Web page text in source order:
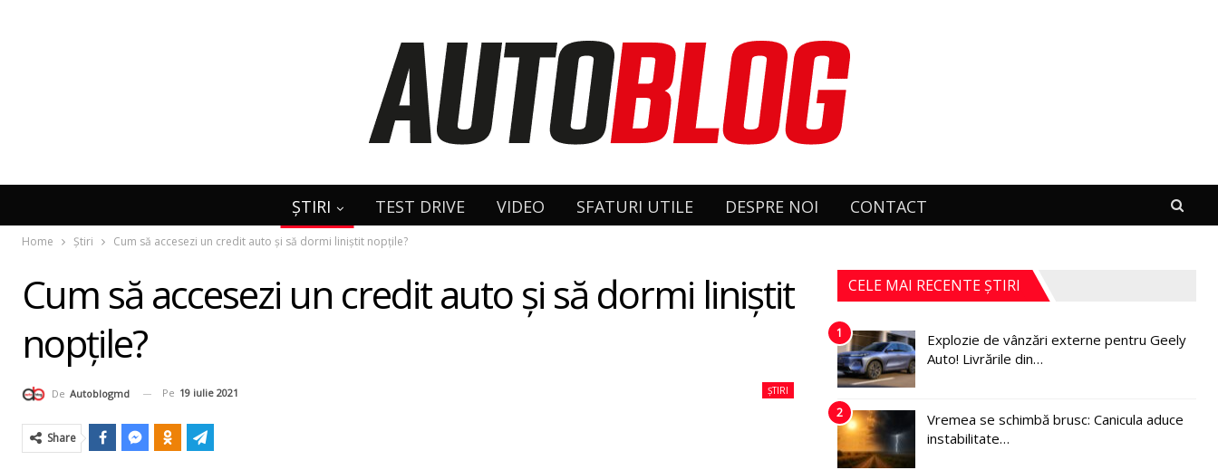
ȘTIRI TEST DRIVE VIDEO SFATURI UTILE DESPRE NOI CONTACT
Home Știri Cum să accesezi un credit auto și să dormi liniștit nopțile?
Cum să accesezi un credit auto și să dormi liniștit
nopțile?
ȘTIRI
De Autoblogmd Pe 19 iulie 2021
Share
CELE MAI RECENTE ȘTIRI
1
Explozie de vânzări externe pentru Geely
Auto! Livrările din…
2
Vremea se schimbă brusc: Canicula aduce
instabilitate…